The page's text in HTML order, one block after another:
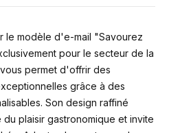
le modèle d'e-mail "Savourez
pour le secteur de la
permet d'offrir des
grâce à des
Son design raffiné
plaisir gastronomique et invite